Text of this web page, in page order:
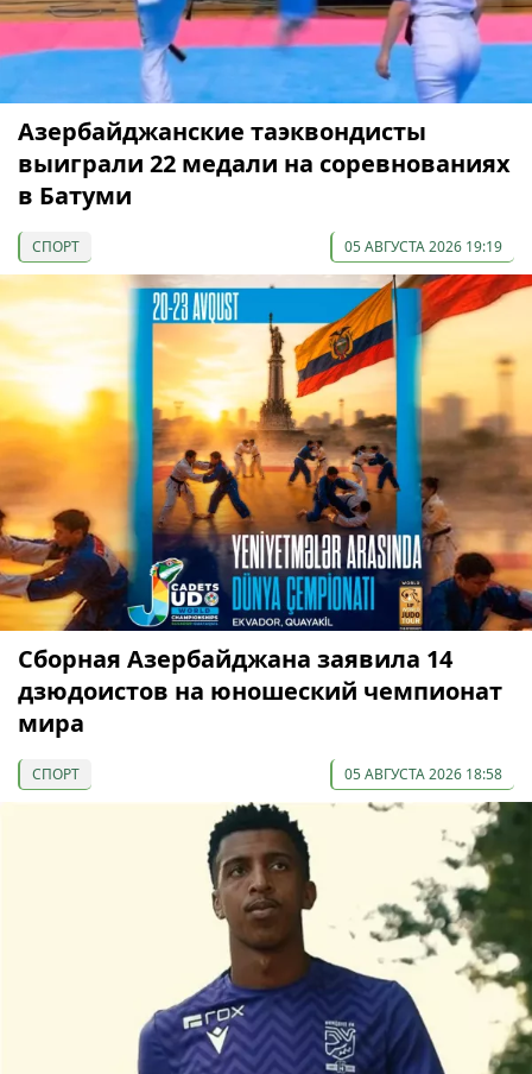
Азербайджанские таэквондисты
выиграли 22 медали на соревнованиях
в Батуми
СПОРТ 05 АВГУСТА 2026 19:19
Сборная Азербайджана заявила 14
дзюдоистов на юношеский чемпионат
мира
СПОРТ 05 АВГУСТА 2026 18:58